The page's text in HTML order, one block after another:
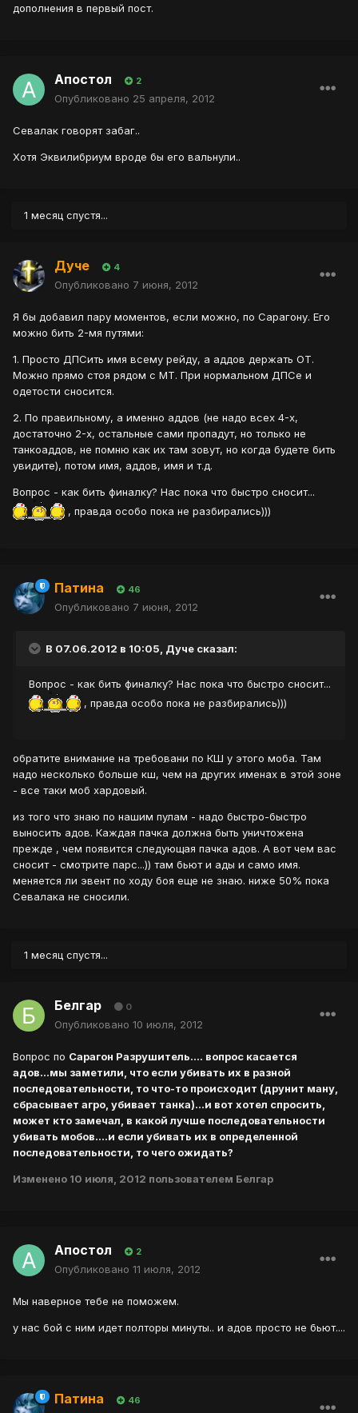
дополнения в первый пост.
Апостол 2
Опубликовано 25 апреля, 2012
Севалак говорят забаг..
Хотя Эквилибриум вроде бы его вальнули..
1 месяц спустя...
Дуче 4
Опубликовано 7 июня, 2012
Я бы добавил пару моментов, если можно, по Сарагону. Его
можно бить 2-мя путями:
1. Просто ДПСить имя всему рейду, а аддов держать ОТ.
Можно прямо стоя рядом с МТ. При нормальном ДПСе и
одетости сносится.
2. По правильному, а именно аддов (не надо всех 4-х,
достаточно 2-х, остальные сами пропадут, но только не
танкоаддов, не помню как их там зовут, но когда будете бить
увидите), потом имя, аддов, имя и т.д.
Вопрос - как бить финалку? Нас пока что быстро сносит...
, правда особо пока не разбирались)))
Патина 46
Опубликовано 7 июня, 2012
В 07.06.2012 в 10:05, Дуче сказал:
Вопрос - как бить финалку? Нас пока что быстро сносит...
, правда особо пока не разбирались)))
обратите внимание на требовани по КШ у этого моба. Там
надо несколько больше кш, чем на других именах в этой зоне
- все таки моб хардовый.
из того что знаю по нашим пулам - надо быстро-быстро
выносить адов. Каждая пачка должна быть уничтожена
прежде , чем появится следующая пачка адов. А вот чем вас
сносит - смотрите парс...)) там бьют и ады и само имя.
меняется ли эвент по ходу боя еще не знаю. ниже 50% пока
Севалака не сносили.
1 месяц спустя...
Белгар 0
Опубликовано 10 июля, 2012
Вопрос по Сарагон Разрушитель.... вопрос касается
адов...мы заметили, что если убивать их в разной
последовательности, то что-то происходит (друнит ману,
сбрасывает агро, убивает танка)...и вот хотел спросить,
может кто замечал, в какой лучше последовательности
убивать мобов....и если убивать их в определенной
последовательности, то чего ожидать?
Изменено 10 июля, 2012 пользователем Белгар
Апостол 2
Опубликовано 11 июля, 2012
Мы наверное тебе не поможем.
у нас бой с ним идет полторы минуты.. и адов просто не бьют....
Патина 46